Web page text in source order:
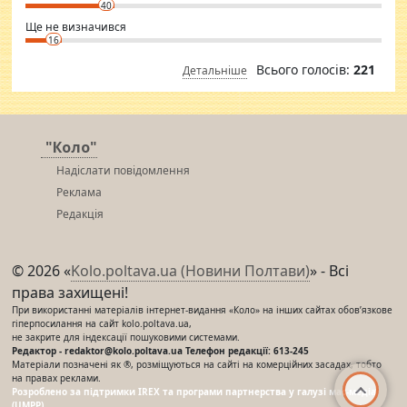
40
Ще не визначився
16
Детальніше Всього голосів: 221
"Коло"
Надіслати повідомлення
Реклама
Редакція
© 2026 «Kolo.poltava.ua (Новини Полтави)» - Всі
права захищені!
При використанні матеріалів інтернет-видання «Коло» на інших сайтах обов’язкове
гіперпосилання на сайт kolo.poltava.ua,
не закрите для індексації пошуковими системами.
Редактор - redaktor@kolo.poltava.ua Телефон редакції: 613-245
Матеріали позначені як ®, розміщуються на сайті на комерційних засадах, тобто
на правах реклами.
Розроблено за підтримки IREX та програми партнерства у галузі мас-медіа